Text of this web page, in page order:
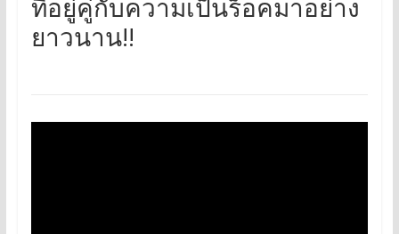
ที่อยู่คู่กับความเป็นร็อคมาอย่าง
ยาวนาน!!